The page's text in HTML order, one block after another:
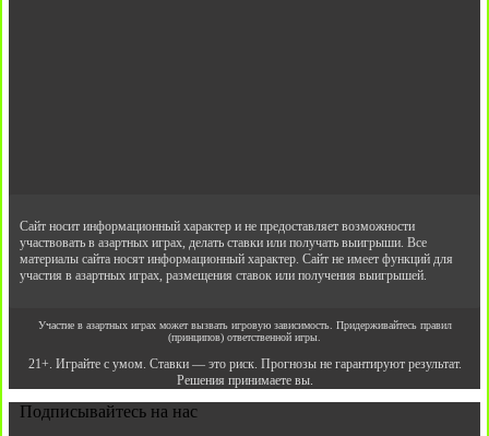
Сайт носит информационный характер и не предоставляет возможности
участвовать в азартных играх, делать ставки или получать выигрыши. Все
материалы сайта носят информационный характер. Сайт не имеет функций для
участия в азартных играх, размещения ставок или получения выигрышей.
Участие в азартных играх может вызвать игровую зависимость. Придерживайтесь правил
(принципов) ответственной игры.
21+. Играйте с умом. Ставки — это риск. Прогнозы не гарантируют результат.
Решения принимаете вы.
Подписывайтесь на нас